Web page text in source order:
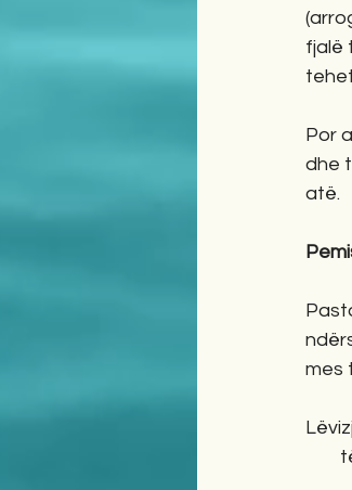
fjalë
Por
dhe
atë.
mes
të